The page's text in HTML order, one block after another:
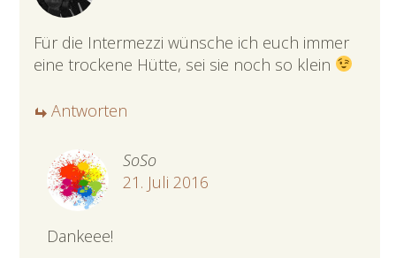
Für die Intermezzi wünsche ich euch immer
eine trockene Hütte, sei sie noch so klein
Antworten
SoSo
21. Juli 2016
Dankeee!